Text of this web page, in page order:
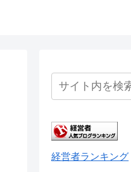
経営者ランキング